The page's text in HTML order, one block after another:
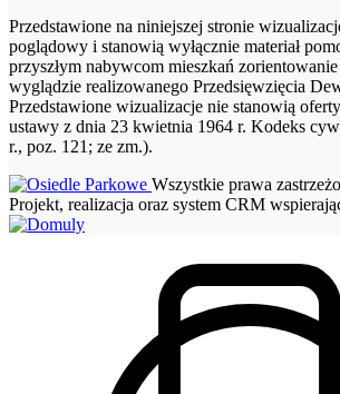
Przedstawione na niniejszej stronie
poglądowy i stanowią wyłącznie materiał
przyszłym nabywcom mieszkań
wyglądzie realizowanego Przedsięwzięcia
Przedstawione wizualizacje nie stanowią
ustawy z dnia 23 kwietnia 1964 r. Kodeks
r., poz. 121; ze zm.).
Wszystkie prawa
Projekt, realizacja oraz system CRM